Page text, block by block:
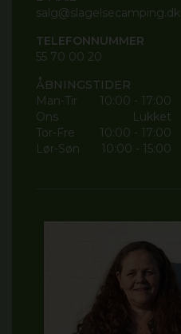
salg@slagelsecamping.dk
TELEFONNUMMER
55 70 00 20
ÅBNINGSTIDER
Man-Tir
10:00 - 17:00
Ons
Lukket
Tor-Fre
10:00 - 17:00
Lør-Søn
10:00 - 15:00